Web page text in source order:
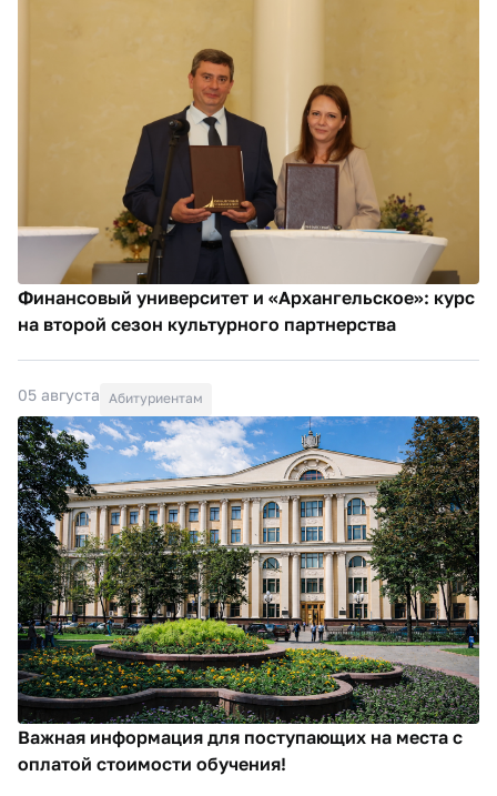
Финансовый университет и «Архангельское»: курс
на второй сезон культурного партнерства
05 августа Абитуриентам
Важная информация для поступающих на места с
оплатой стоимости обучения!